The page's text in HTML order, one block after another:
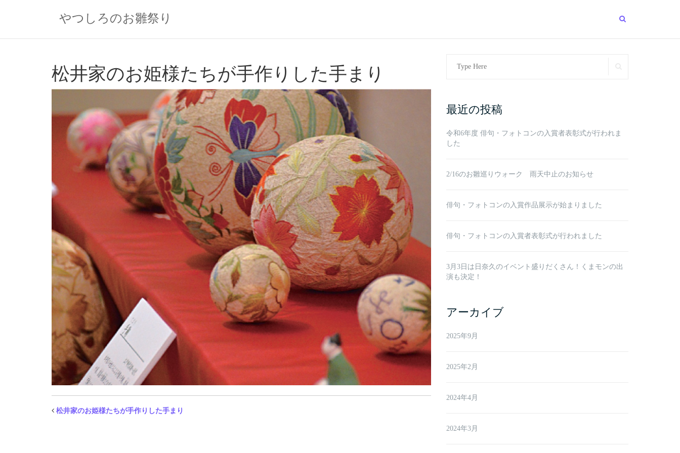
やつしろのお雛祭り
松井家のお姫様たちが手作りした手まり
松井家のお姫様たちが手作りした手まり
Search
最近の投稿
令和6年度 俳句・フォトコンの入賞者表彰式が行われま
した
2/16のお雛巡りウォーク 雨天中止のお知らせ
俳句・フォトコンの入賞作品展示が始まりました
俳句・フォトコンの入賞者表彰式が行われました
3月3日は日奈久のイベント盛りだくさん！くまモンの出
演も決定！
アーカイブ
2025年9月
2025年2月
2024年4月
2024年3月